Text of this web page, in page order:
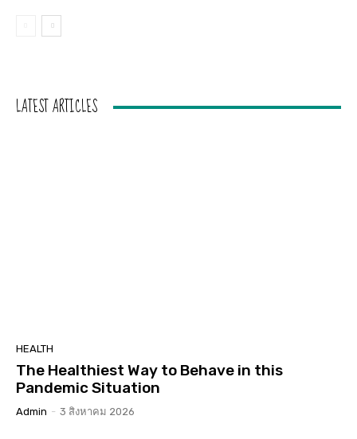
LATEST ARTICLES
HEALTH
The Healthiest Way to Behave in this
Pandemic Situation
Admin - 3 สิงหาคม 2026